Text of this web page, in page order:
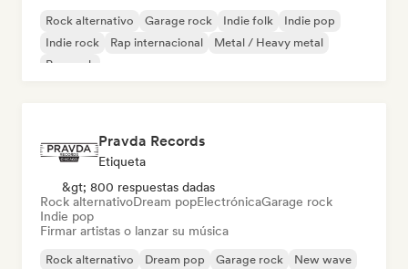
Rock alternativo Garage rock Indie folk
Indie pop
Indie rock
Rap internacional
Metal / Heavy metal
Pop rock
Pravda Records
Etiqueta
&gt; 800 respuestas dadas
Rock alternativoDream popElectrónicaGarage rock
Indie pop
Firmar artistas o lanzar su música
Rock alternativo Dream pop Garage rock
New wave